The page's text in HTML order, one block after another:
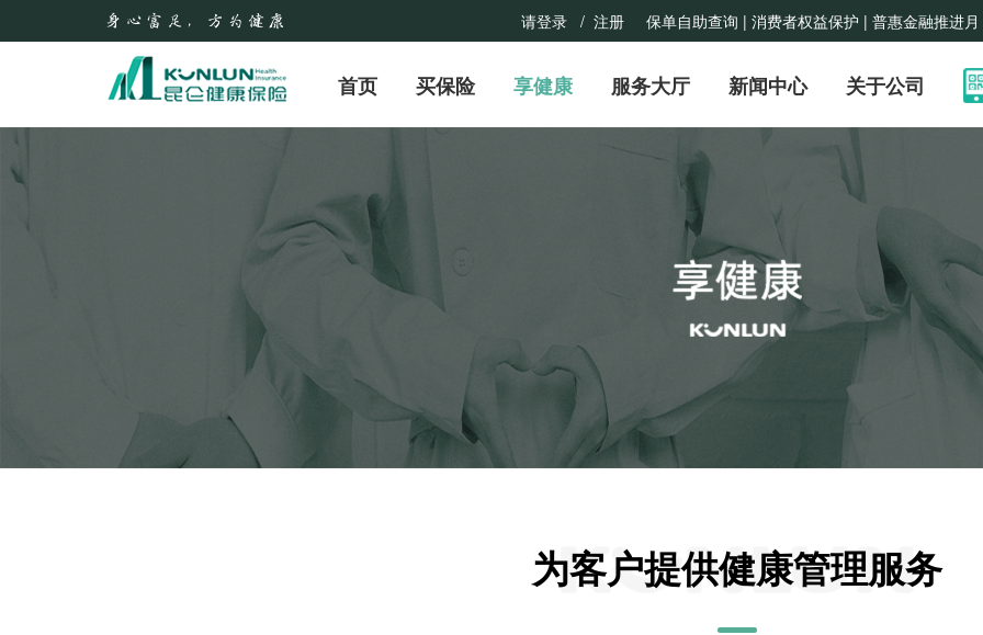
请登录 / 注册 保单自助查询 | 消费者权益保护 | 普惠金融推进月
首页 买保险 享健康 服务大厅 新闻中心 关于公司
为客户提供健康管理服务